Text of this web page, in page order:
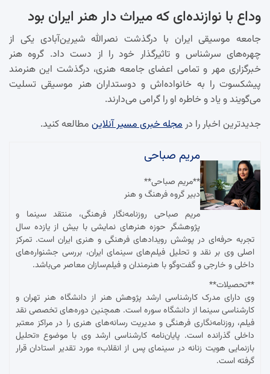
وداع با نوازنده‌ای که میراث دار هنر ایران بود
جامعه موسیقی ایران با درگذشت نصرالله شیرین‌آبادی یکی از
چهره‌های سرشناس و تاثیرگذار خود را از دست داد. گروه هنر
خبرگزاری مهر و تمامی اعضای جامعه هنری، درگذشت این هنرمند
پیشکسوت را به خانواده‌اش و دوستداران هنر موسیقی تسلیت
می‌گویند و یاد و خاطره او را گرامی می‌دارند.
جدیدترین اخبار را درمجله خبری مسیر آنلاین مطالعه کنید.
مریم صباحی
**مریم صباحی**
دبیر گروه فرهنگ و هنر
مریم صباحی روزنامه‌نگار فرهنگی، منتقد سینما و
پژوهشگر حوزه هنرهای نمایشی با بیش از یازده سال
تجربه حرفه‌ای در پوشش رویدادهای فرهنگی و هنری ایران است. تمرکز
اصلی وی بر نقد و تحلیل فیلم‌های سینمای ایران، بررسی جشنواره‌های
داخلی و خارجی و گفت‌وگو با هنرمندان و فیلم‌سازان معاصر می‌باشد.
**تحصیلات**
وی دارای مدرک کارشناسی ارشد پژوهش هنر از دانشگاه هنر تهران و
کارشناسی سینما از دانشگاه سوره است. همچنین دوره‌های تخصصی نقد
فیلم، روزنامه‌نگاری فرهنگی و مدیریت رسانه‌های هنری را در مراکز معتبر
داخلی گذرانده است. پایان‌نامه کارشناسی ارشد وی با موضوع «تحلیل
بازنمایی هویت زنانه در سینمای پس از انقلاب» مورد تقدیر استادان قرار
گرفته است.